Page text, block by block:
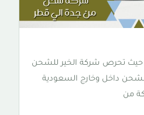
تحرص شركة الخير للشحن
داخل وخارج السعودية
من